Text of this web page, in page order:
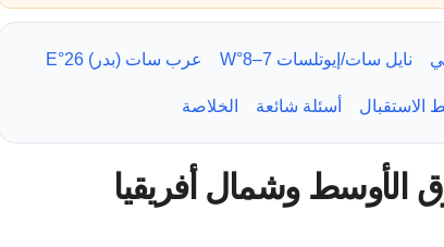
نايل سات/إيوتلسات 7–8°W عرب سات (بدر) 26°E
الاستقبال أسئلة شائعة الخلاصة
الأوسط وشمال أفريقيا